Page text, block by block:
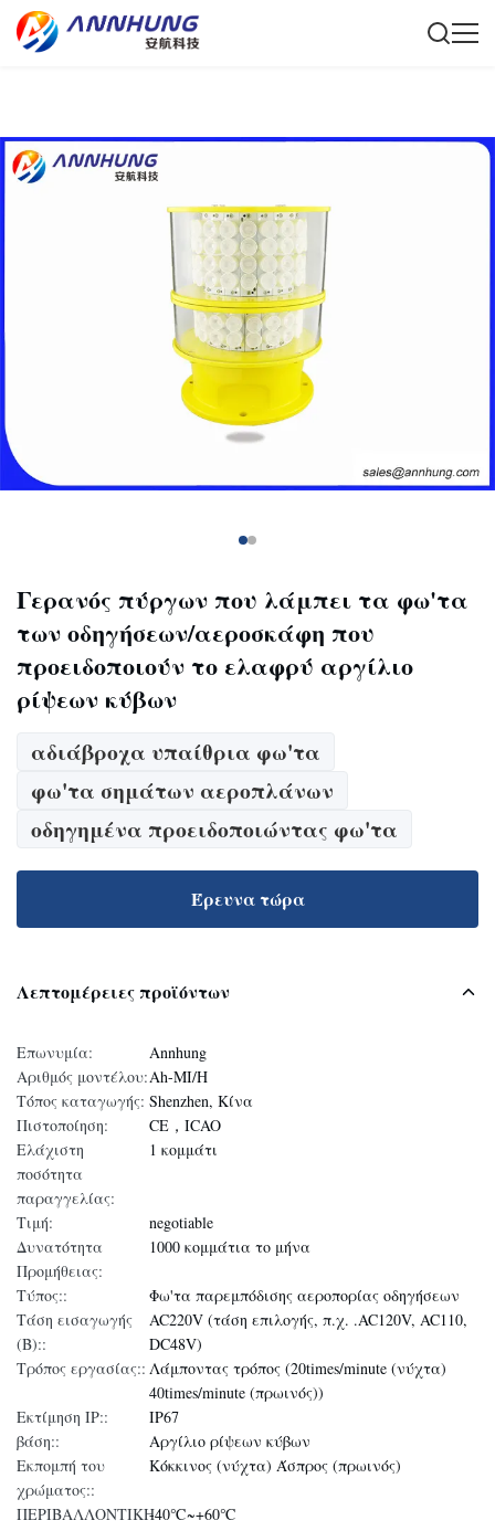
Γερανός πύργων που λάμπει τα φω'τα
των οδηγήσεων/αεροσκάφη που
προειδοποιούν το ελαφρύ αργίλιο
ρίψεων κύβων
αδιάβροχα υπαίθρια φω'τα
φω'τα σημάτων αεροπλάνων
οδηγημένα προειδοποιώντας φω'τα
Έρευνα τώρα
Λεπτομέρειες προϊόντων
Επωνυμία:
Annhung
Αριθμός μοντέλου:Ah-MI/H
Τόπος καταγωγής: Shenzhen, Κίνα
Πιστοποίηση:
CE，ICAO
Ελάχιστη
ποσότητα
παραγγελίας:
1 κομμάτι
Τιμή:
negotiable
Δυνατότητα
Προμήθειας:
1000 κομμάτια το μήνα
Τύπος::
Φω'τα παρεμπόδισης αεροπορίας οδηγήσεων
Τάση εισαγωγής
(Β)::
AC220V (τάση επιλογής, π.χ. .AC120V, AC110,
DC48V)
Τρόπος εργασίας:: Λάμποντας τρόπος (20times/minute (νύχτα)
40times/minute (πρωινός))
Εκτίμηση IP::
IP67
βάση::
Αργίλιο ρίψεων κύβων
Εκπομπή του
χρώματος::
Κόκκινος (νύχτα) Άσπρος (πρωινός)
ΠΕΡΙΒΑΛΛΟΝΤΙΚΗ-40℃~+60℃